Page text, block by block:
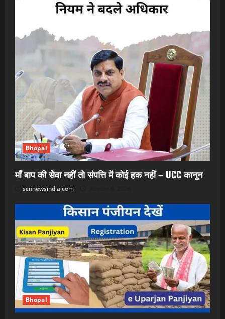
Bhopal
माँ बाप की सेवा नहीं तो संपत्ति में कोई हक नहीं – UCC कानून
scnnewsindia.com
Bhopal